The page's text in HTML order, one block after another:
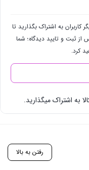
کاربران به اشتراک بگذارید تا
ثبت و تایید دیدگاه؛ شما
به اشتراک میگذارید.
رفتن به بالا